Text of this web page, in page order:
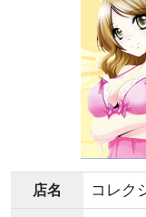
店名 コレク